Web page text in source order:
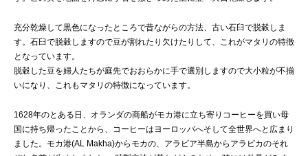
充分乾燥して黒色になったところで昔ながらの方法、古い石臼で脱穀しま
す。石臼で脱穀しますので豆が割れたり欠けたりして、これがマタリの特徴
となっています。
脱穀した豆を婦人たちが庭先でおおらかに手で選別しますので大小粒が不揃
いになり、これもマタリの特徴になっています。
1628年のとある日、オランダの商船がモカ港に立ち寄りコーヒーを買い母
国に持ち帰ったことから、コーヒーはヨーロッパへそして全世界へと広まり
ました。モカ港(AL Makha)からモカの、アラビア半島からアラビカのそれ